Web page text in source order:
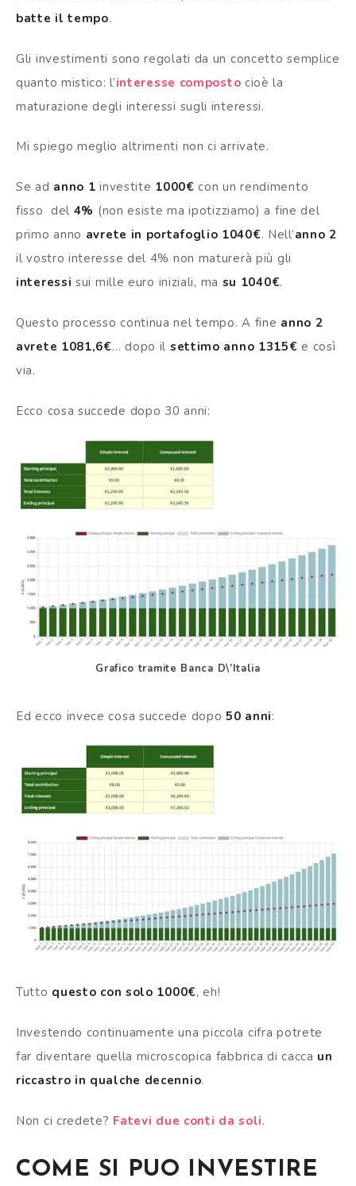
batte il tempo.
Gli investimenti sono regolati da un concetto semplice
quanto mistico: l’interesse composto cioè la
maturazione degli interessi sugli interessi.
Mi spiego meglio altrimenti non ci arrivate.
Se ad anno 1 investite 1000€ con un rendimento
fisso del 4% (non esiste ma ipotizziamo) a fine del
primo anno avrete in portafoglio 1040€. Nell’anno 2
il vostro interesse del 4% non maturerà più gli
interessi sui mille euro iniziali, ma su 1040€.
Questo processo continua nel tempo. A fine anno 2
avrete 1081,6€… dopo il settimo anno 1315€ e così
via.
Ecco cosa succede dopo 30 anni:
Grafico tramite Banca D\’Italia
Ed ecco invece cosa succede dopo50 anni:
Tutto questo con solo 1000€, eh!
Investendo continuamente una piccola cifra potrete
far diventare quella microscopica fabbrica di cacca un
riccastro in qualche decennio.
Non ci credete? Fatevi due conti da soli.
COME SI PUO INVESTIRE